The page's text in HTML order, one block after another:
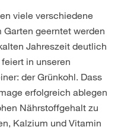
viele verschiedene
geerntet werden
Jahreszeit deutlich
in unseren
der Grünkohl. Dass
erfolgreich ablegen
Nährstoffgehalt zu
Kalzium und Vitamin